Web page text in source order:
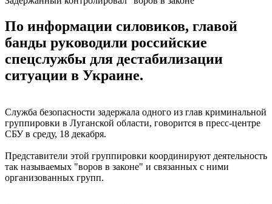
По информации силовиков, главой
банды руководили российские
спецслужбы для дестабилизации
ситуации в Украине.
Служба безопасности задержала одного из глав криминальной
группировки в Луганской области, говорится в пресс-центре
СБУ в среду, 18 декабря.
Представители этой группировки координируют деятельность
так называемых "воров в законе" и связанных с ними
организованных групп.